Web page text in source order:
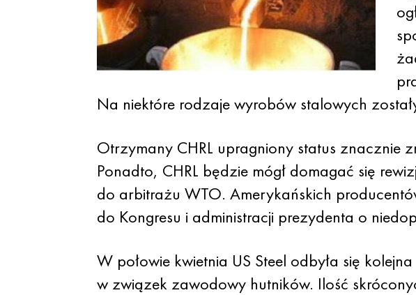
Na niektóre rodzaje wyrobów stalowych
Otrzymany CHRL upragniony status znacznie
Ponadto, CHRL będzie mógł domagać się
do arbitrażu WTO. Amerykańskich
do Kongresu i administracji prezydenta o
W połowie kwietnia US Steel odbyła się
w związek zawodowy hutników. Ilość